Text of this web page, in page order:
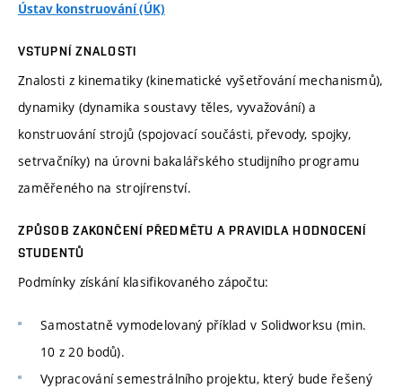
Ústav konstruování (ÚK)
VSTUPNÍ ZNALOSTI
Znalosti z kinematiky (kinematické vyšetřování mechanismů),
dynamiky (dynamika soustavy těles, vyvažování) a
konstruování strojů (spojovací součásti, převody, spojky,
setrvačníky) na úrovni bakalářského studijního programu
zaměřeného na strojírenství.
ZPŮSOB ZAKONČENÍ PŘEDMĚTU A PRAVIDLA HODNOCENÍ
STUDENTŮ
Podmínky získání klasifikovaného zápočtu:
Samostatně vymodelovaný příklad v Solidworksu (min.
10 z 20 bodů).
Vypracování semestrálního projektu, který bude řešený